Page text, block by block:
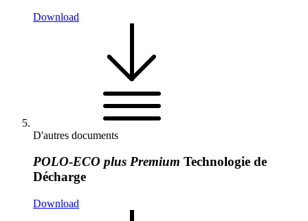
Download
D'autres documents
POLO-ECO plus Premium Technologie de
Décharge
Download